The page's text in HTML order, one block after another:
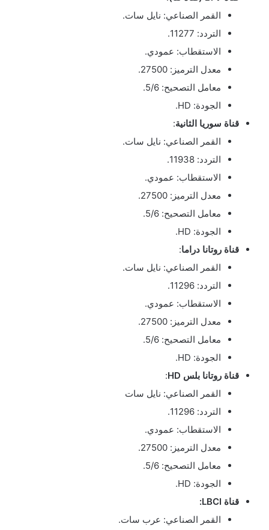
القمر الصناعي: نايل سات.
التردد: 11277.
الاستقطاب: عمودي.
معدل الترميز: 27500.
معامل التصحيح: 5/6.
الجودة: HD.
قناة سوريا الثانية:
القمر الصناعي: نايل سات.
التردد: 11938.
الاستقطاب: عمودي.
معدل الترميز: 27500.
معامل التصحيح: 5/6.
الجودة: HD.
قناة روتانا دراما:
القمر الصناعي: نايل سات.
التردد: 11296.
الاستقطاب: عمودي.
معدل الترميز: 27500.
معامل التصحيح: 5/6.
الجودة: HD.
قناة روتانا بلس HD
:
القمر الصناعي: نايل سات
التردد: 11296.
الاستقطاب: عمودي.
معدل الترميز: 27500.
معامل التصحيح: 5/6.
الجودة: HD.
قناة LBCI:
القمر الصناعي: عرب سات.